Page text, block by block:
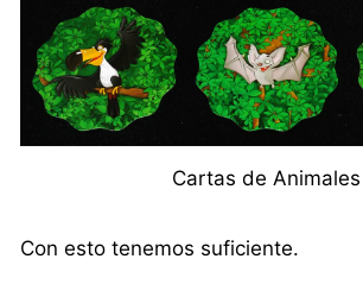
Cartas de Animales
Con esto tenemos suficiente.